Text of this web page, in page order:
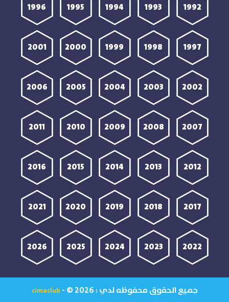
1992
1993
1994
1995
1996
1997
1998
1999
2000
2001
2002
2003
2004
2005
2006
2007
2008
2009
2010
2011
2012
2013
2014
2015
2016
2017
2018
2019
2020
2021
2022
2023
2024
2025
2026
جميع الحقوق محفوظه لدي : cimaclub - © 2026